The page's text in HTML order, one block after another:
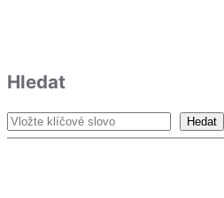
Hledat
S
e
Hedat